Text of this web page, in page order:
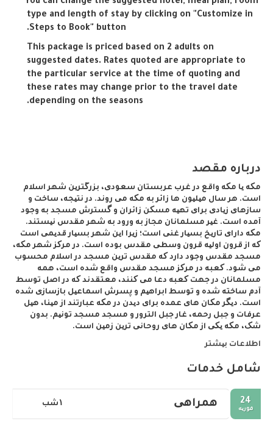
type and length of stay by clicking on "Customize in
Steps to Book" button.
This package is priced based on 2 adults on
suggested dates. Rates quoted are appropriate to
the particular service at the time of quoting and
these rates may change prior to the travel date
depending on the seasons.
درباره مقصد
مکه یا مکه واقع در غرب عربستان سعودی، بزرگترین شهر اسلام
است. هر سال میلیون ها زائر به مکه می روند. در نتیجه، ساخت و
سازهای زیادی برای تهیه مسکن زائران و گسترش مسجد به وجود
آمده است. غیر مسلمانان مجاز به ورود به شهر مقدس نیستند.
مکه دارای تاریخ بسیار غنی است؛ زیرا این شهر بسیار قدیمی است
که از قرون اولیه قرون وسطی مقدس بوده است. در مرکز شهر مکه،
مسجد مقدس وجود دارد که مقدس ترین مسجد در اسلام محسوب
می شود. کعبه در مرکز مسجد مقدس واقع شده است، همه
مسلمانان در جهت کعبه دعا می کنند، معتقدند که در اصل توسط
آدم ساخته شده و توسط ابراهیم و پسرش اسماعیل بازسازی شده
است. دیگر مکان های عمده برای دیدن در مکه عبارتند از مینا، هیل
عرفات و جبل رحمه، غار جبل الترور و مسجد مسجد تونیم. بدون
شک، مکه یکی از مکان های روحانی ترین زمین است.
اطلاعات بیشتر
شامل خدمات
24
فوریه همراهی ۱شب